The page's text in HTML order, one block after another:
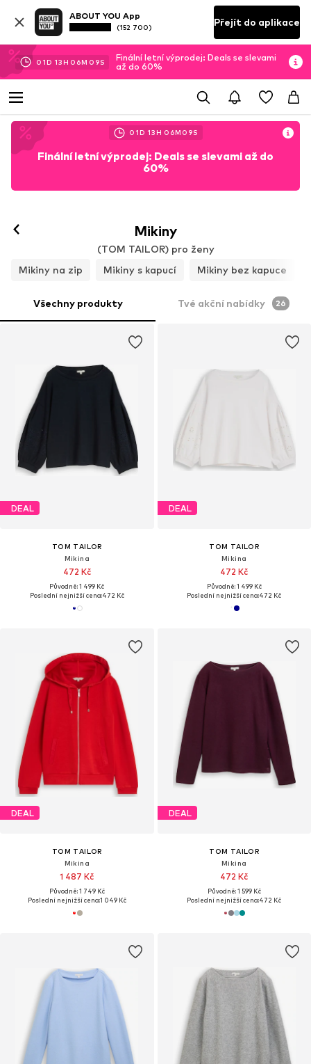
ABOUT YOU App
(152 700) Přejít do aplikace
01D 13H 06M 07S
Finální letní výprodej: Deals se slevami
až do 60%
01D 13H 06M 07S
Finální letní výprodej: Deals se slevami až do
60%
Mikiny
(TOM TAILOR) pro ženy
Mikiny na zip
Mikiny s kapucí Mikiny bez kapuce
Všechny produkty Tvé akční nabídky 26
DEAL
TOM TAILOR
Mikina
472 Kč
Původně: 1 499 Kč
Poslední nejnižší cena:472 Kč
DEAL
TOM TAILOR
Mikina
472 Kč
Původně: 1 499 Kč
Poslední nejnižší cena:472 Kč
DEAL
TOM TAILOR
Mikina
1 487 Kč
Původně: 1 749 Kč
Poslední nejnižší cena:1 049 Kč
DEAL
TOM TAILOR
Mikina
472 Kč
Původně: 1 599 Kč
Poslední nejnižší cena:472 Kč